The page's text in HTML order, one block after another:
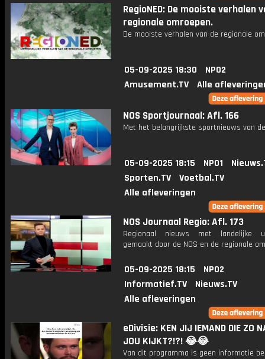
RegioNED: De mooiste verhalen
regionale omroepen.
De mooiste verhalen van de regionale
05-09-2025 18:30
NPO2
Amusement.TV
Alle
NOS Sportjournaal: Afl. 166
Met het belangrijkste sportnieuws van
05-09-2025 18:15 NPO1
Sporten.TV
Voetbal.TV
Alle afleveringen
NOS Journaal Regio: Afl. 173
Regionaal nieuws met landelijke
gemaakt door de NOS en de regionale
05-09-2025 18:15
NPO2
Informatief.TV
Nieuws.TV
Alle afleveringen
eDivisie: KEN JIJ IEMAND DIE ZO
JOU KIJKT?!?! 😂😂
Van dit programma is geen informatie